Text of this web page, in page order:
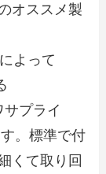
オススメ製
よって
プライ
。標準で付
くて取り回